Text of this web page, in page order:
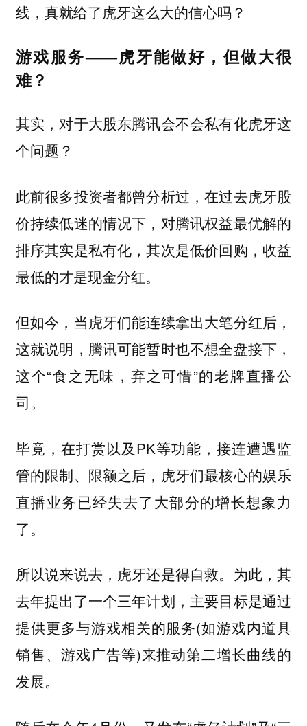
线，真就给了虎牙这么大的信心吗？
游戏服务——虎牙能做好，但做大很
难？
其实，对于大股东腾讯会不会私有化虎牙这
个问题？
此前很多投资者都曾分析过，在过去虎牙股
价持续低迷的情况下，对腾讯权益最优解的
排序其实是私有化，其次是低价回购，收益
最低的才是现金分红。
但如今，当虎牙们能连续拿出大笔分红后，
这就说明，腾讯可能暂时也不想全盘接下，
这个“食之无味，弃之可惜”的老牌直播公
司。
毕竟，在打赏以及PK等功能，接连遭遇监
管的限制、限额之后，虎牙们最核心的娱乐
直播业务已经失去了大部分的增长想象力
了。
所以说来说去，虎牙还是得自救。为此，其
去年提出了一个三年计划，主要目标是通过
提供更多与游戏相关的服务(如游戏内道具
销售、游戏广告等)来推动第二增长曲线的
发展。